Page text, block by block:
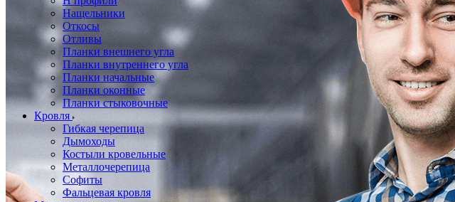
Нащельники
Откосы
Отливы
Планки внешнего угла
Планки внутреннего угла
Планки начальные
Планки оконные
Планки стыковочные
Кровля
Гибкая черепица
Дымоходы
Костыли кровельные
Металлочерепица
Софиты
Фальцевая кровля